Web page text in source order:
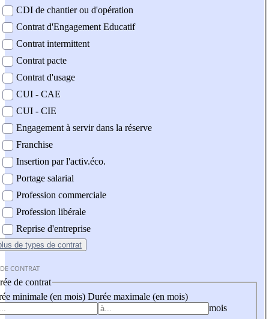
CDI de chantier ou d'opération
Contrat d'Engagement Educatif
Contrat intermittent
Contrat pacte
Contrat d'usage
CUI - CAE
CUI - CIE
Engagement à servir dans la réserve
Franchise
Insertion par l'activ.éco.
Portage salarial
Profession commerciale
Profession libérale
Reprise d'entreprise
de types de contrat
CONTRAT
de contrat
minimale (en mois) Durée maximale (en mois)
mois